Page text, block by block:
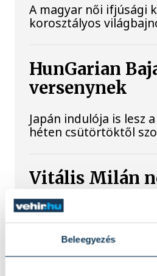
Beleegyezés
A magyar női ifjúsági
korosztályos
HunGarian
versenynek
Japán indulója is lesz
héten csütörtöktől
Vitális Milán
A magyar válogatott